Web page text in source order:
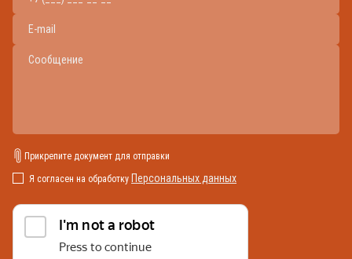
Прикрепите документ для отправки
Я согласен на обработку Персональных данных